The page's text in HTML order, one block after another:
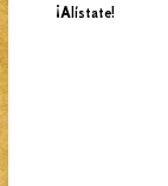
¡Alístate!